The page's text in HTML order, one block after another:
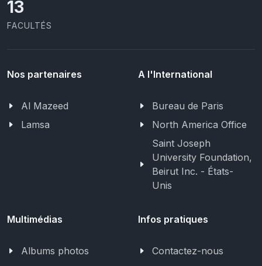
13
FACULTÉS
Nos partenaires
Al Mazeed
Lamsa
A l'International
Bureau de Paris
North America Office
Saint Joseph
University Foundation,
Beirut Inc. - États-
Unis
Multimédias
Albums photos
Infos pratiques
Contactez-nous